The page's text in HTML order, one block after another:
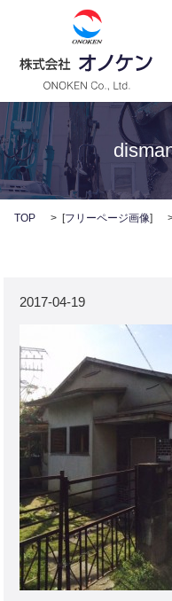
TOP [フリーページ画像]
2017-04-19